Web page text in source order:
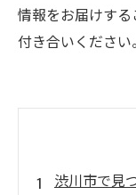
情報をお届けす
付き合いください。
渋川市で見